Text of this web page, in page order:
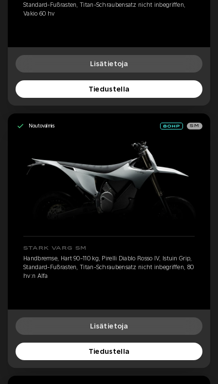
Standard-Fußrasten, Titan-Schraubensatz nicht inbegriffen,
Vakio 60 hv
Lisätietoja
Tiedustella
Noutovalmis SM
STARK VARG SM
Handbremse, Hart 90-110 kg, Pirelli Diablo Rosso IV, Istuin Grip,
Standard-Fußrasten, Titan-Schraubensatz nicht inbegriffen, 80
hv:n Alfa
Lisätietoja
Tiedustella